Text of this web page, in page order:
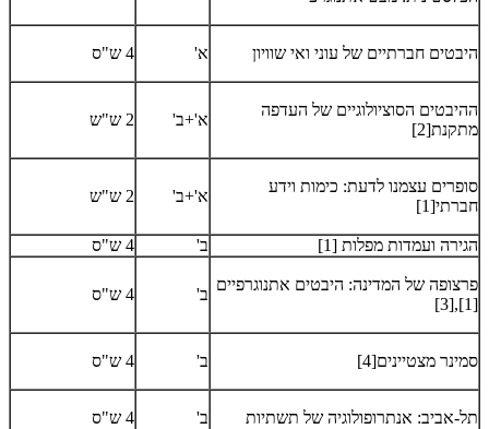
היבטים חברתיים של עוני ואי שוויון א' 4 ש"ס
ההיבטים הסוציולוגיים של העדפה
מתקנת[2]
א'+ב' 2 ש"ש
סופרים עצמנו לדעת: כימות וידע
חברתי[1]
א'+ב' 2 ש"ש
הגירה ועמדות מפלות [1] ב' 4 ש"ס
פרצופה של המדינה: היבטים אתנוגרפיים
[1],[3]
ב' 4 ש"ס
סמינר מצטיינים[4] ב' 4 ש"ס
תל-אביב: אנתרופולוגיה של תשתיות ב' 4 ש"ס